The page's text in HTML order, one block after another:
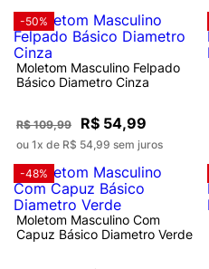
-50%
Moletom Masculino Felpado
Básico Diametro Cinza
R$ 109,99 R$ 54,99
ou 1x de R$ 54,99 sem juros
-48%
Moletom Masculino Com
Capuz Básico Diametro Verde